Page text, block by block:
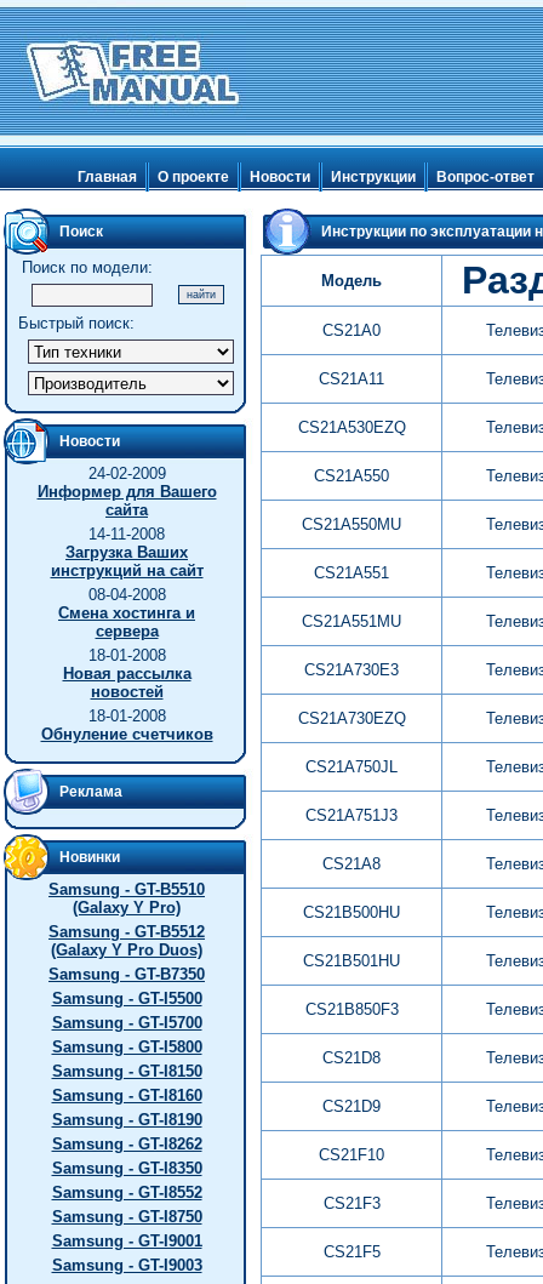
Главная О проекте Новости Инструкции Вопрос-ответ
Поиск
Поиск по модели:
Быстрый поиск:
Новости
24-02-2009
Информер для Вашего
сайта
14-11-2008
Загрузка Ваших
инструкций на сайт
08-04-2008
Смена хостинга и
сервера
18-01-2008
Новая рассылка
новостей
18-01-2008
Обнуление счетчиков
Реклама
Новинки
Samsung - GT-B5510
(Galaxy Y Pro)
Samsung - GT-B5512
(Galaxy Y Pro Duos)
Samsung - GT-B7350
Samsung - GT-I5500
Samsung - GT-I5700
Samsung - GT-I5800
Samsung - GT-I8150
Samsung - GT-I8160
Samsung - GT-I8190
Samsung - GT-I8262
Samsung - GT-I8350
Samsung - GT-I8552
Samsung - GT-I8750
Samsung - GT-I9001
Samsung - GT-I9003
Инструкции по эксплуатации
Модель
CS21A0
CS21A11
CS21A530EZQ
CS21A550
CS21A550MU
CS21A551
CS21A551MU
CS21A730E3
CS21A730EZQ
CS21A750JL
CS21A751J3
CS21A8
CS21B500HU
CS21B501HU
CS21B850F3
CS21D8
CS21D9
CS21F10
CS21F3
CS21F5